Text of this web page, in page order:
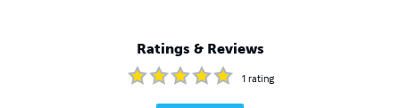
Ratings & Reviews
1 rating